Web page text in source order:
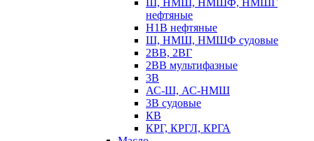
Ш, НМШ, НМШФ, НМШГ
нефтяные
Н1В нефтяные
Ш, НМШ, НМШФ судовые
2ВВ, 2ВГ
2ВВ мультифазные
3В
АС-Ш, АС-НМШ
3В судовые
КВ
КРГ, КРГЛ, КРГА